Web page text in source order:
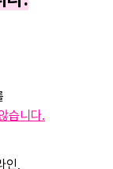
습니다.
인,